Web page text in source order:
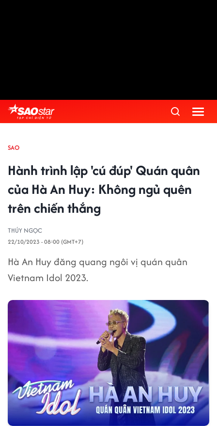
SAO
Hành trình lập 'cú đúp' Quán quân
của Hà An Huy: Không ngủ quên
trên chiến thắng
THÚY NGỌC
22/10/2023 - 08:00 (GMT+7)
Hà An Huy đăng quang ngôi vị quán quân
Vietnam Idol 2023.